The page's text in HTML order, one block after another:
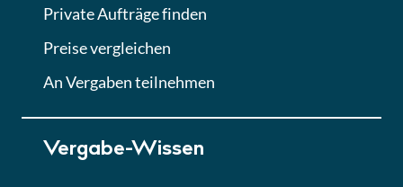
Lektion 6
Abgabe von Angeboten
Lektion
Lektion 7
Finales Quiz
Private Aufträge finden
Preise vergleichen
An Vergaben teilnehmen
Vergabe-Wissen